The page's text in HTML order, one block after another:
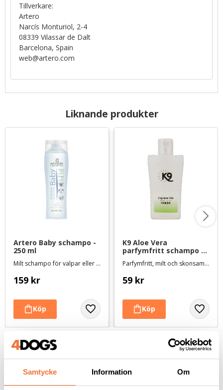
Samtycke Information Om
Tillverkare:
Artero
Narcís Monturiol, 2-4
08339 Vilassar de Dalt
Barcelona, Spain
web@artero.com
Liknande produkter
Artero Baby schampo -
250 ml
Milt schampo för valpar eller hundar med känslig hud
159 kr
K9 Aloe Vera
parfymfritt schampo -
100 ml
Parfymfritt, milt och skonsamt schampo
59 kr